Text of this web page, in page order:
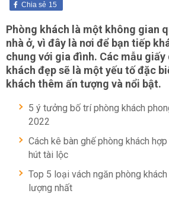
15
Chia sẻ
Phòng khách là một không gian
nhà ở, vì đây là nơi để bạn tiếp
chung với gia đình. Các mẫu
khách đẹp sẽ là một yếu tố đặc
khách thêm ấn tượng và nổi bật.
5 ý tưởng bố trí phòng khách
2022
Cách kê bàn ghế phòng khách
hút tài lộc
Top 5 loại vách ngăn phòng
lượng nhất